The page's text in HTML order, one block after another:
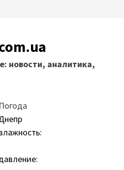
новости, аналитика,
Погода